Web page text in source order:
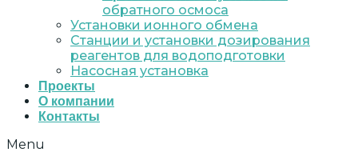
обратного осмоса
Установки ионного обмена
Станции и установки дозирования
реагентов для водоподготовки
Насосная установка
Проекты
О компании
Контакты
Menu